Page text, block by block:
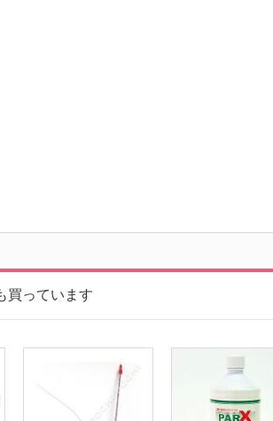
買っています